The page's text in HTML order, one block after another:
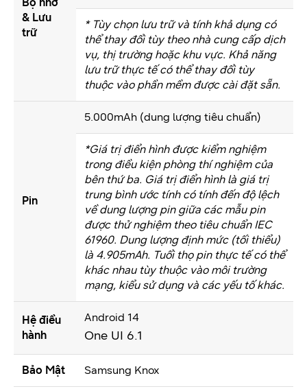
& Lưu
trữ
* Tùy chọn lưu trữ và tính khả dụng có
thể thay đổi tùy theo nhà cung cấp dịch
vụ, thị trường hoặc khu vực. Khả năng
lưu trữ thực tế có thể thay đổi tùy
thuộc vào phần mềm được cài đặt sẵn.
Pin
5.000mAh (dung lượng tiêu chuẩn)
*Giá trị điển hình được kiểm nghiệm
trong điều kiện phòng thí nghiệm của
bên thứ ba. Giá trị điển hình là giá trị
trung bình ước tính có tính đến độ lệch
về dung lượng pin giữa các mẫu pin
được thử nghiệm theo tiêu chuẩn IEC
61960. Dung lượng định mức (tối thiểu)
là 4.905mAh. Tuổi thọ pin thực tế có thể
khác nhau tùy thuộc vào môi trường
mạng, kiểu sử dụng và các yếu tố khác.
Hệ điều
hành
Android 14
One UI 6.1
Bảo Mật Samsung Knox